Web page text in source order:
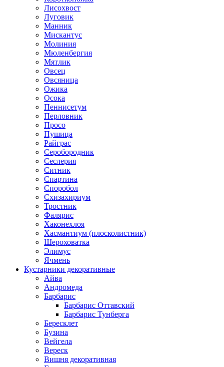
Лисохвост
Луговик
Манник
Мискантус
Молиния
Мюленбергия
Мятлик
Овсец
Овсяница
Ожика
Осока
Пеннисетум
Перловник
Просо
Пушица
Райграс
Серобородник
Сеслерия
Ситник
Спартина
Споробол
Схизахириум
Тростник
Фалярис
Хаконехлоя
Хасмантиум (плосколистник)
Шероховатка
Элимус
Ячмень
Кустарники декоративные
Айва
Андромеда
Барбарис
Барбарис Оттавский
Барбарис Тунберга
Бересклет
Бузина
Вейгела
Вереск
Вишня декоративная